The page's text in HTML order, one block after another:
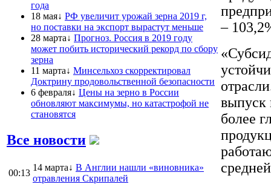
года
18 мая↓ РФ увеличит урожай зерна 2019 г,
но поставки на экспорт вырастут меньше
28 марта↓ Прогноз. Россия в 2019 году
может побить исторический рекорд по сбору
зерна
11 марта↓ Минсельхоз скорректировал
Доктрину продовольственной безопасности
6 февраля↓ Цены на зерно в России
обновляют максимумы, но катастрофой не
становятся
Все новости
00:13
14 марта↓ В Англии нашли «виновника»
отравления Скрипалей
–
выпуск
более